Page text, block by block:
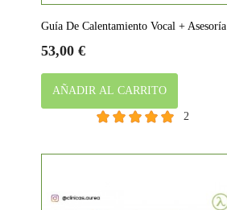
Guía De Calentamiento Vocal + Asesoría
Precio
53,00 €
AÑADIR AL CARRITO
2